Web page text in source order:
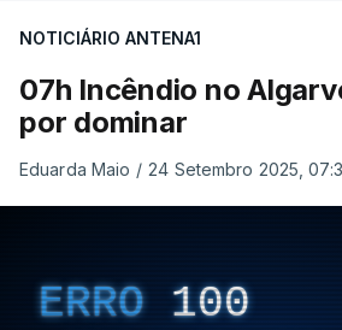
07h Incêndio
NOTICIÁRIO ANTENA1
07h Incêndio no
por dominar
Eduarda Maio / 24 Setembro 2025,
ERRO 100